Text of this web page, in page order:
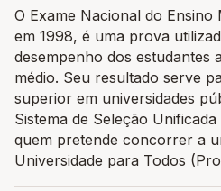
O Exame Nacional do Ensino
em 1998, é uma prova
desempenho dos estudantes
médio. Seu resultado serve
superior em universidades
Sistema de Seleção
quem pretende concorrer a
Universidade para Todos